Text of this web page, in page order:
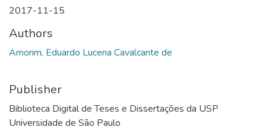
2017-11-15
Authors
Amorim, Eduardo Lucena Cavalcante de
Publisher
Biblioteca Digital de Teses e Dissertações da USP
Universidade de São Paulo